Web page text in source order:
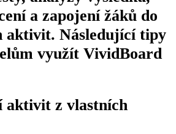
a zapojení žáků do
aktivit. Následující tipy
využít VividBoard
aktivit z vlastních